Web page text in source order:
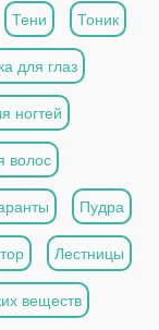
Тени Тоник
для глаз
ногтей
волос
Пудра
Лестницы
веществ